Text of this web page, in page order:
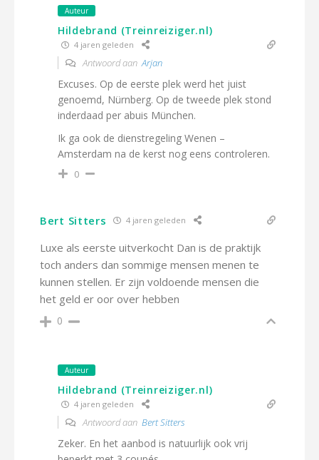
Auteur
Hildebrand (Treinreiziger.nl)
4 jaren geleden
Antwoord aanArjan
Excuses. Op de eerste plek werd het juist
genoemd, Nürnberg. Op de tweede plek stond
inderdaad per abuis München.
Ik ga ook de dienstregeling Wenen –
Amsterdam na de kerst nog eens controleren.
0
Bert Sitters 4 jaren geleden
Luxe als eerste uitverkocht Dan is de praktijk
toch anders dan sommige mensen menen te
kunnen stellen. Er zijn voldoende mensen die
het geld er oor over hebben
0
Auteur
Hildebrand (Treinreiziger.nl)
4 jaren geleden
Antwoord aan Bert Sitters
Zeker. En het aanbod is natuurlijk ook vrij